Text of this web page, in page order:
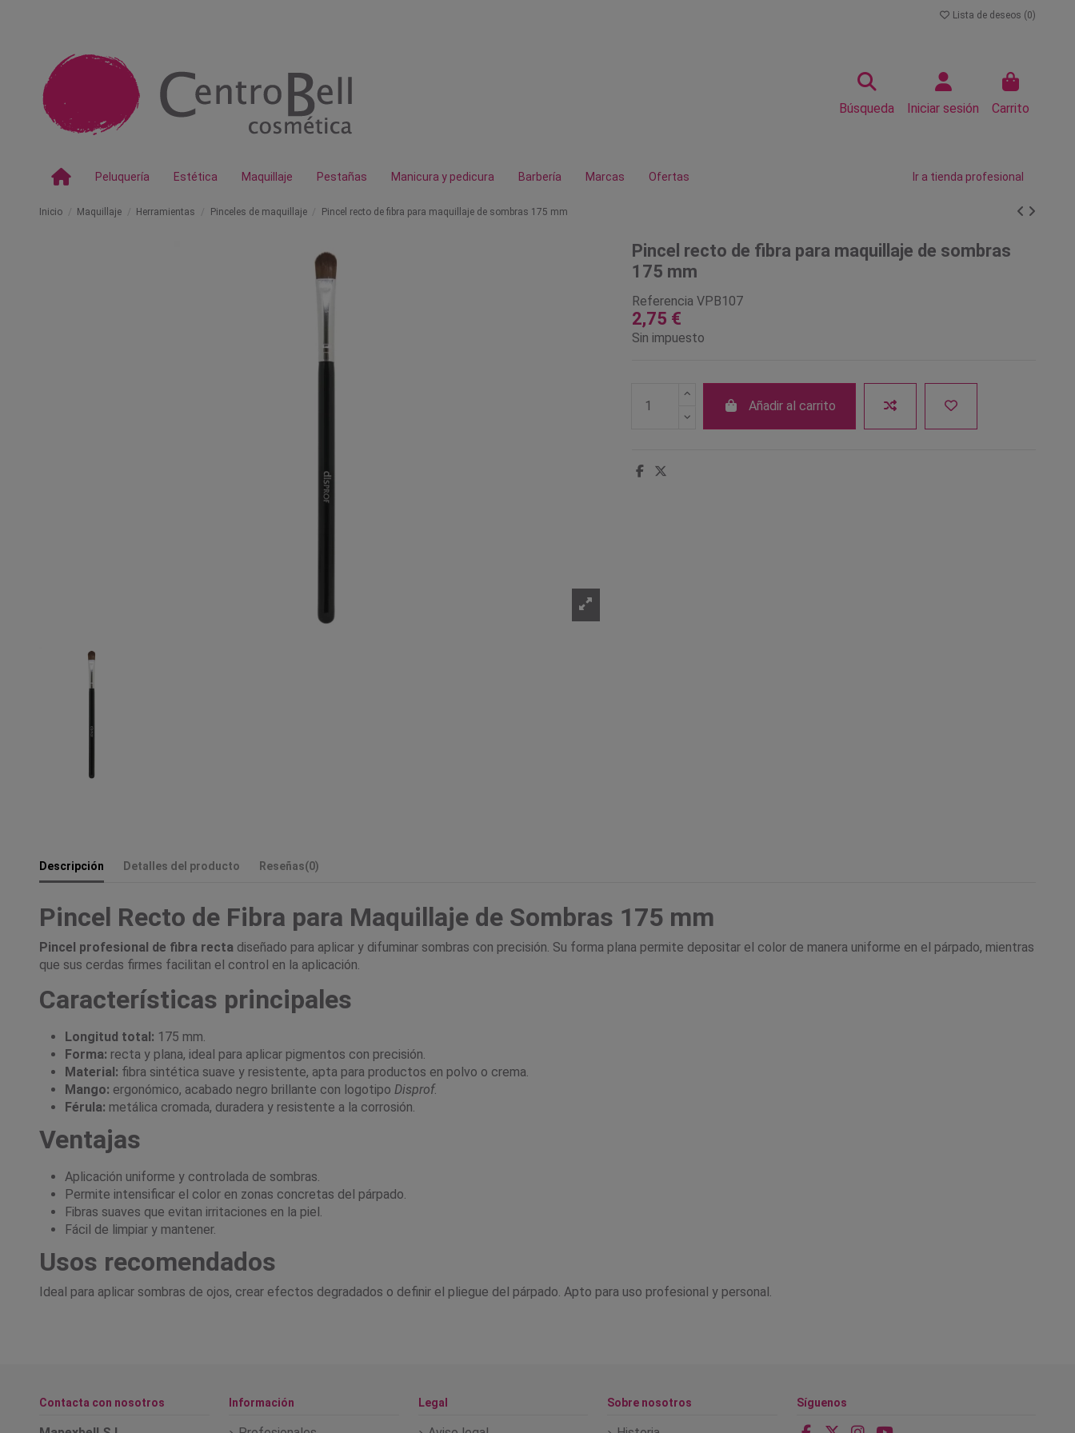
Lista de deseos (0)
Búsqueda Iniciar sesión Carrito
Peluquería Estética Maquillaje Pestañas Manicura y pedicura Barbería Marcas Ofertas Ir a tienda profesional
Inicio Maquillaje Herramientas Pinceles de maquillaje Pincel recto de fibra para maquillaje de sombras 175 mm
Pincel recto de fibra para maquillaje de sombras
175 mm
Referencia VPB107
2,75 €
Sin impuesto
Añadir al carrito
Descripción Detalles del producto Reseñas(0)
Pincel Recto de Fibra para Maquillaje de Sombras 175 mm
Pincel profesional de fibra recta diseñado para aplicar y difuminar sombras con precisión. Su forma plana permite depositar el color de manera uniforme en el párpado, mientras
que sus cerdas firmes facilitan el control en la aplicación.
Características principales
Longitud total: 175 mm.
Forma: recta y plana, ideal para aplicar pigmentos con precisión.
Material: fibra sintética suave y resistente, apta para productos en polvo o crema.
Mango: ergonómico, acabado negro brillante con logotipo Disprof.
Férula: metálica cromada, duradera y resistente a la corrosión.
Ventajas
Aplicación uniforme y controlada de sombras.
Permite intensificar el color en zonas concretas del párpado.
Fibras suaves que evitan irritaciones en la piel.
Fácil de limpiar y mantener.
Usos recomendados
Ideal para aplicar sombras de ojos, crear efectos degradados o definir el pliegue del párpado. Apto para uso profesional y personal.
Contacta con nosotros Información Legal Sobre nosotros Síguenos